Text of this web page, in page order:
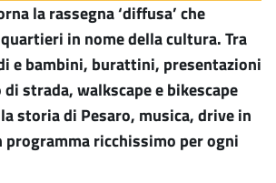
la rassegna ‘diffusa’ che
in nome della cultura. Tra
e bambini, burattini, presentazioni
strada, walkscape e bikescape
storia di Pesaro, musica, drive in
ricchissimo per ogni